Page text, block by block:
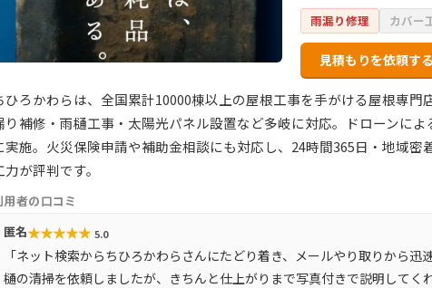
雨漏り修理 カバー
見積もりを依頼する
ひろかわらは、全国累計10000棟以上の屋根工事を手がける屋根専門
り補修・雨樋工事・太陽光パネル設置など多岐に対応。ドローンに
実施。火災保険申請や補助金相談にも対応し、24時間365日・地域
力が評判です。
用者の口コミ
匿名★★★★★ 5.0
「ネット検索からちひろかわらさんにたどり着き、メールやり取りから
樋の清掃を依頼しましたが、きちんと仕上がりまで写真付きで説明してく